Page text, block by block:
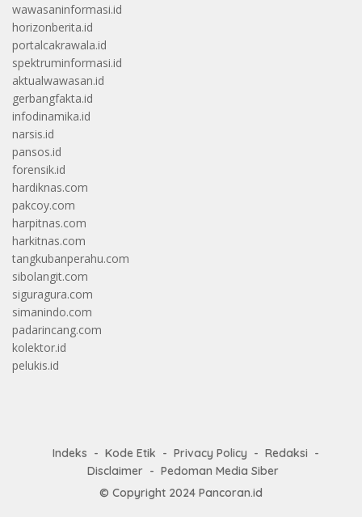
wawasaninformasi.id
horizonberita.id
portalcakrawala.id
spektruminformasi.id
aktualwawasan.id
gerbangfakta.id
infodinamika.id
narsis.id
pansos.id
forensik.id
hardiknas.com
pakcoy.com
harpitnas.com
harkitnas.com
tangkubanperahu.com
sibolangit.com
siguragura.com
simanindo.com
padarincang.com
kolektor.id
pelukis.id
Indeks Kode Etik Privacy Policy
Redaksi
Disclaimer
Pedoman Media Siber
© Copyright 2024 Pancoran.id